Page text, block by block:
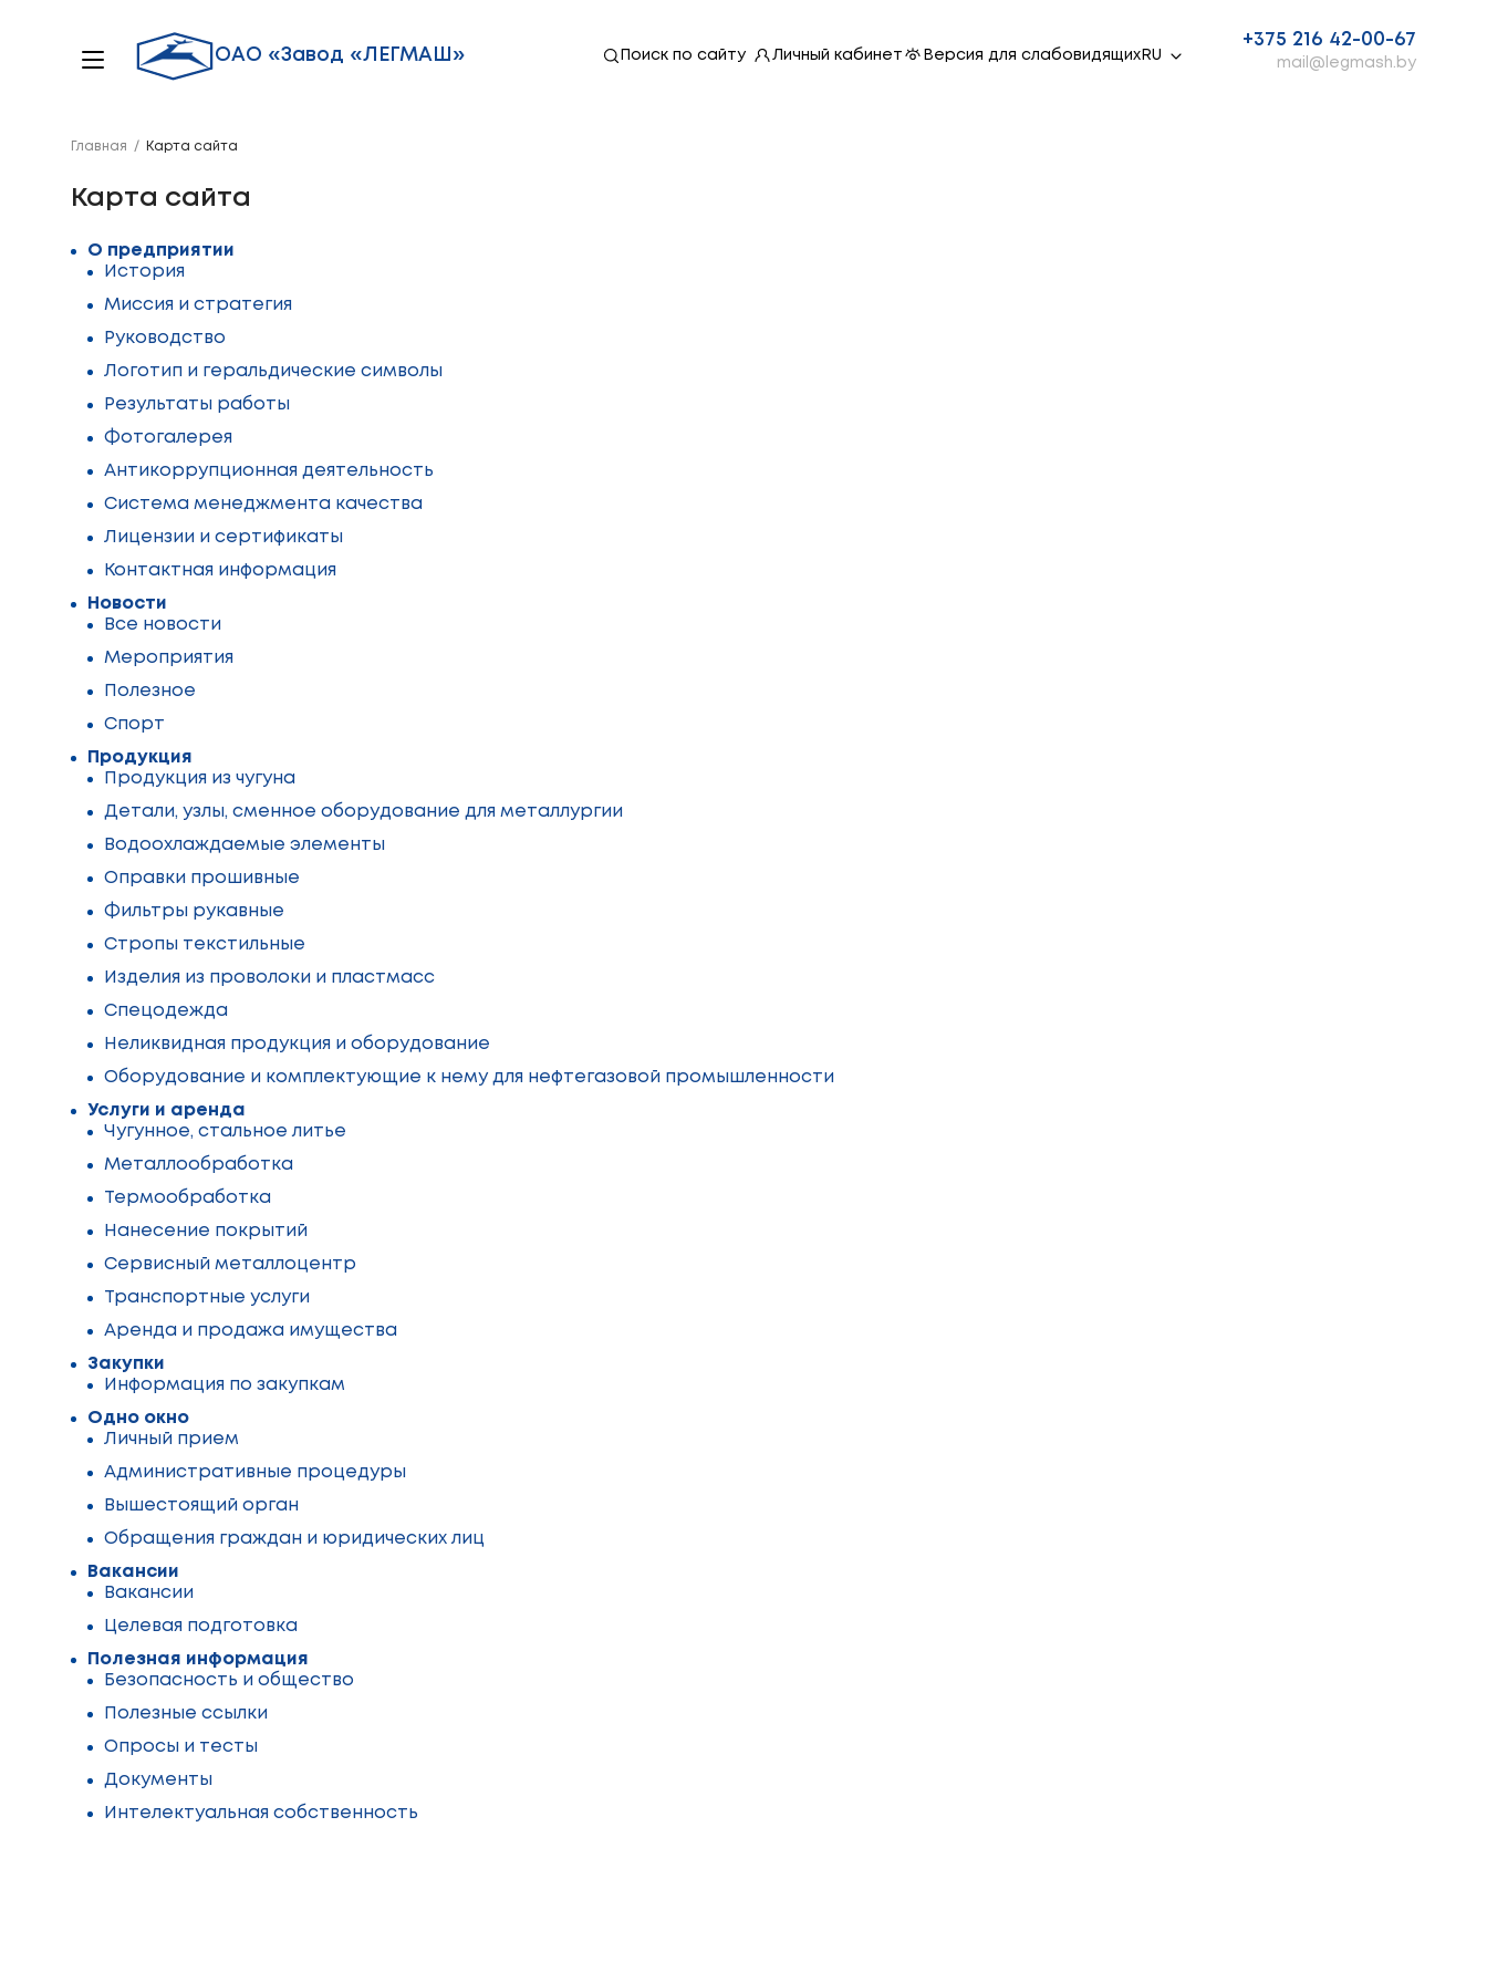
ОАО «Завод «ЛЕГМАШ» Поиск по сайту Личный кабинет Версия для слабовидящих
+375 216 42-00-67
mail@legmash.by
Главная / Карта сайта
Карта сайта
О предприятии
История
Миссия и стратегия
Руководство
Логотип и геральдические символы
Результаты работы
Фотогалерея
Антикоррупционная деятельность
Система менеджмента качества
Лицензии и сертификаты
Контактная информация
Новости
Все новости
Мероприятия
Полезное
Спорт
Продукция
Продукция из чугуна
Детали, узлы, сменное оборудование для металлургии
Водоохлаждаемые элементы
Оправки прошивные
Фильтры рукавные
Стропы текстильные
Изделия из проволоки и пластмасс
Спецодежда
Неликвидная продукция и оборудование
Оборудование и комплектующие к нему для нефтегазовой промышленности
Услуги и аренда
Чугунное, стальное литье
Металлообработка
Термообработка
Нанесение покрытий
Сервисный металлоцентр
Транспортные услуги
Аренда и продажа имущества
Закупки
Информация по закупкам
Одно окно
Личный прием
Административные процедуры
Вышестоящий орган
Обращения граждан и юридических лиц
Вакансии
Вакансии
Целевая подготовка
Полезная информация
Безопасность и общество
Полезные ссылки
Опросы и тесты
Документы
Интелектуальная собственность